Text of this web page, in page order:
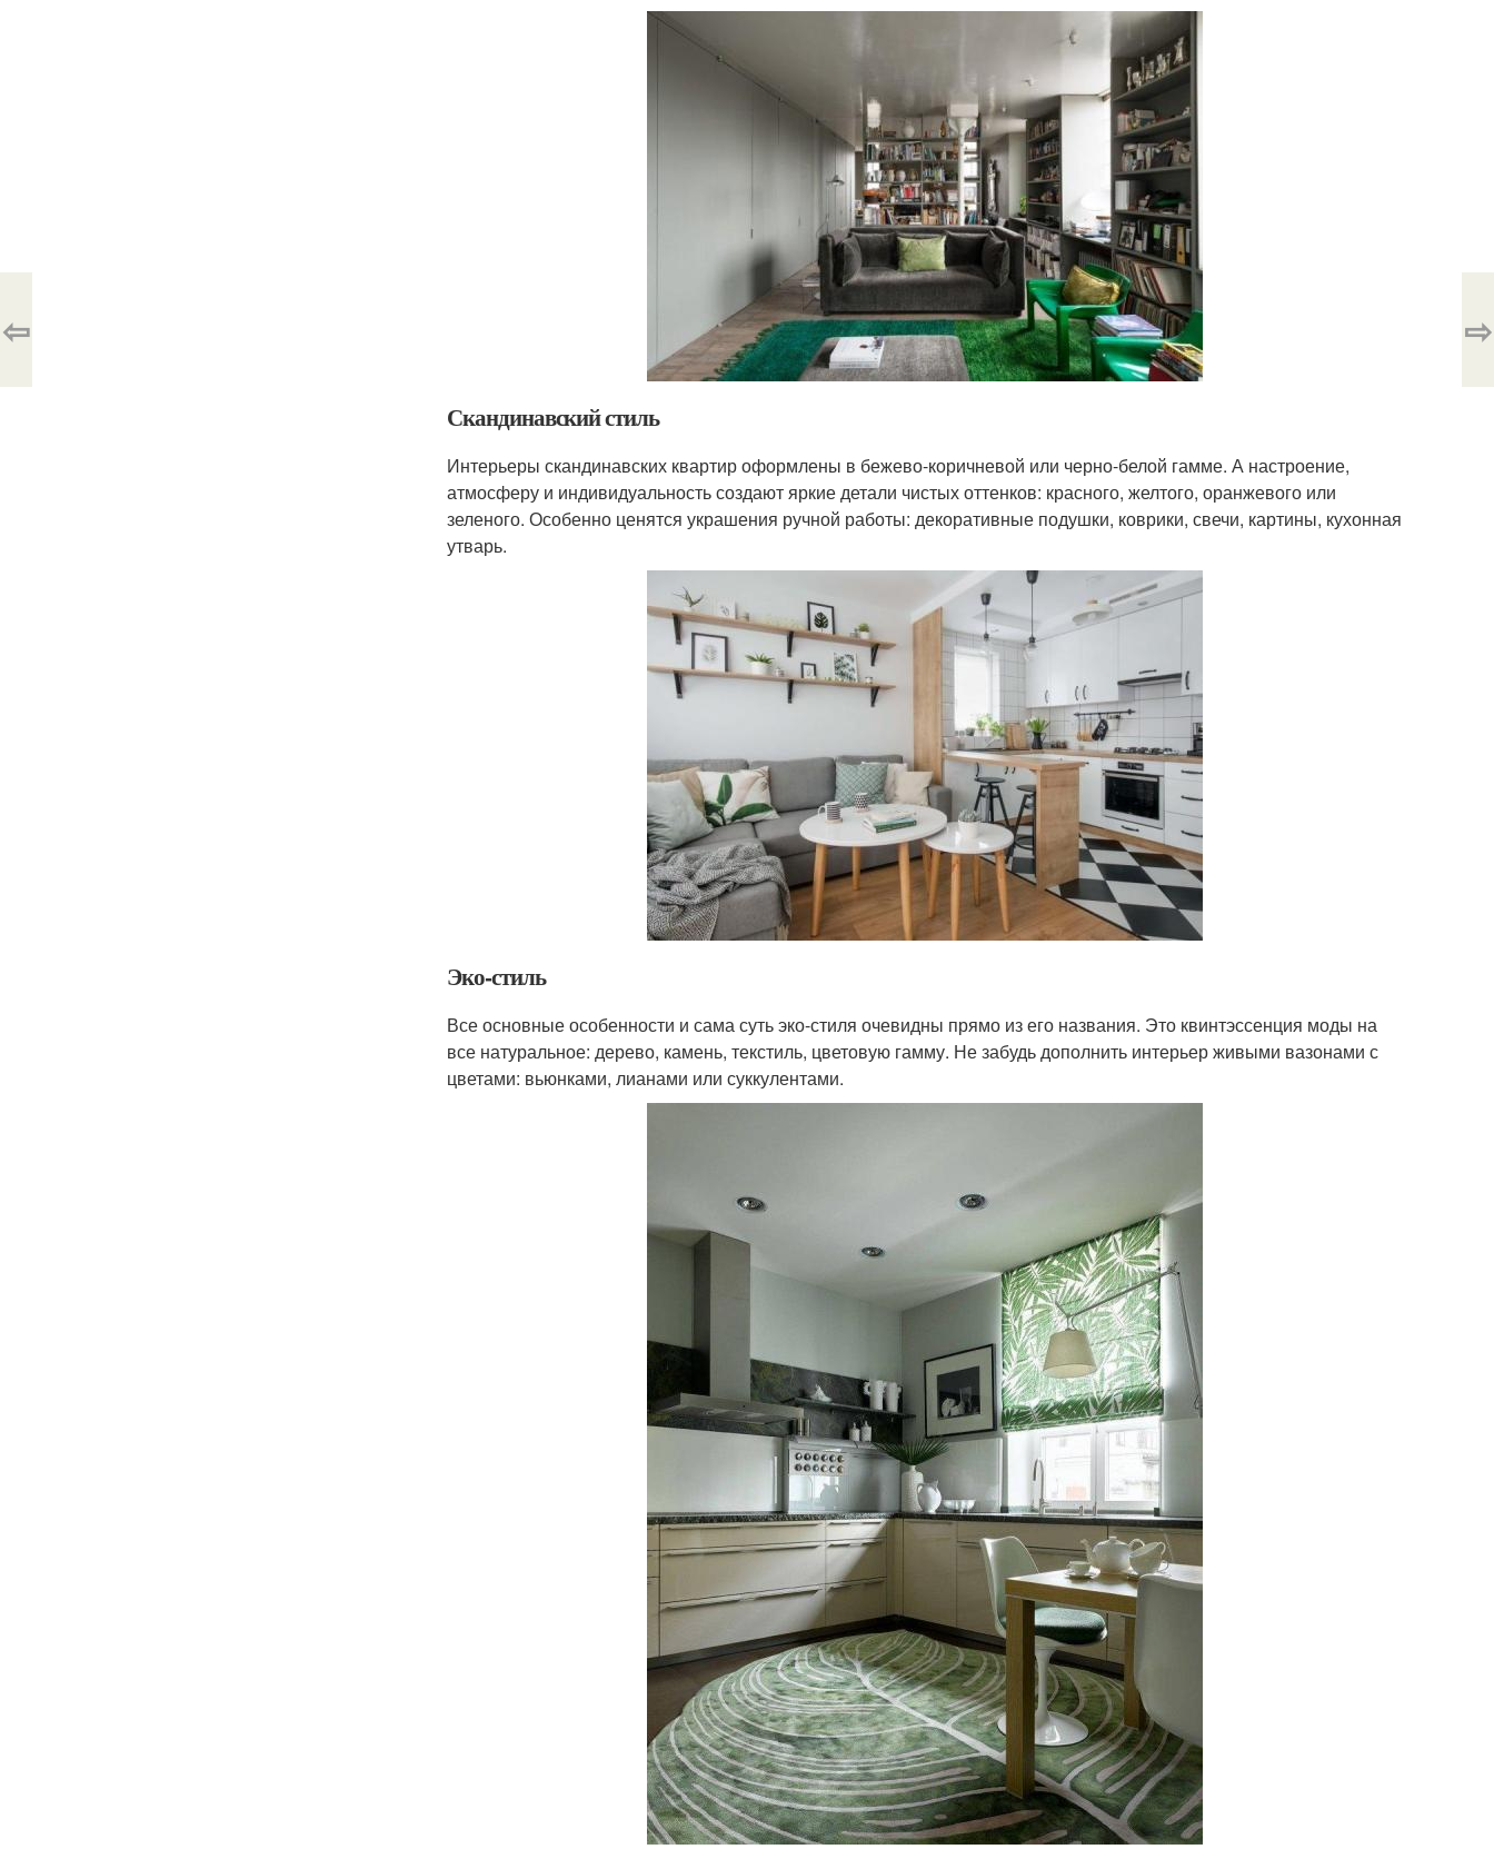
Скандинавский стиль
Интерьеры скандинавских квартир оформлены в бежево-коричневой или черно-белой гамме. А настроение,
атмосферу и индивидуальность создают яркие детали чистых оттенков: красного, желтого, оранжевого или
зеленого. Особенно ценятся украшения ручной работы: декоративные подушки, коврики, свечи, картины, кухонная
утварь.
Эко-стиль
Все основные особенности и сама суть эко-стиля очевидны прямо из его названия. Это квинтэссенция моды на
все натуральное: дерево, камень, текстиль, цветовую гамму. Не забудь дополнить интерьер живыми вазонами с
цветами: вьюнками, лианами или суккулентами.
⇦ ⇨